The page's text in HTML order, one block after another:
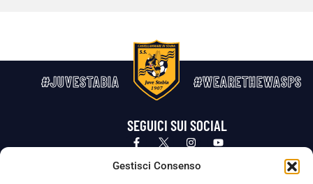
Gestisci Consenso
#JUVESTABIA #WEARETHEWASPS
SEGUICI SUI SOCIAL
Privacy Policy Cookie Policy